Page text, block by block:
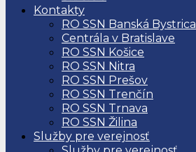
Kontakty
RO SSN Banská Bystrica
Centrála v Bratislave
RO SSN Košice
RO SSN Nitra
RO SSN Prešov
RO SSN Trenčín
RO SSN Trnava
RO SSN Žilina
Služby pre verejnosť